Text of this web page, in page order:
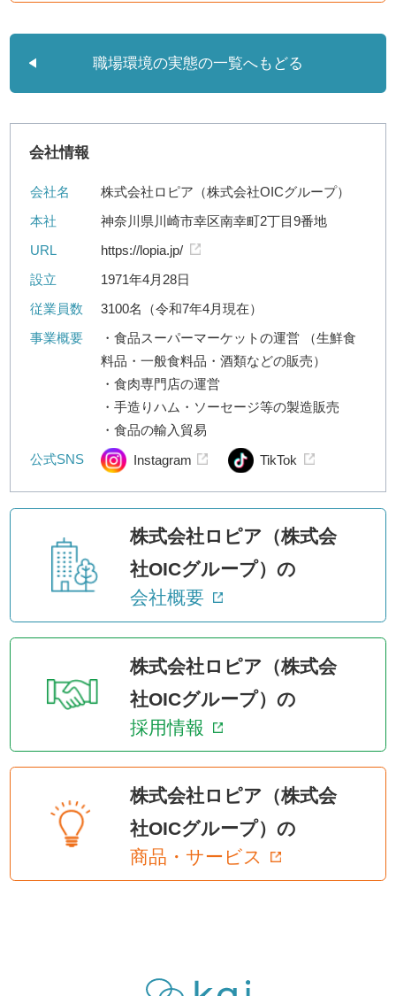
職場環境の実態の一覧へもどる
会社情報
会社名
株式会社ロピア（株式会社OICグループ）
本社
神奈川県川崎市幸区南幸町2丁目9番地
URL
https://lopia.jp/
設立
1971年4月28日
従業員数
3100名（令和7年4月現在）
事業概要
・食品スーパーマーケットの運営 （生鮮食
料品・一般食料品・酒類などの販売）
・食肉専門店の運営
・手造りハム・ソーセージ等の製造販売
・食品の輸入貿易
公式SNS
Instagram TikTok
株式会社ロピア（株式会
社OICグループ）の
会社概要
株式会社ロピア（株式会
社OICグループ）の
採用情報
株式会社ロピア（株式会
社OICグループ）の
商品・サービス